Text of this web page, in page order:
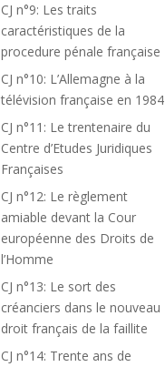
CJ n°9: Les traits
caractéristiques de la
procedure pénale française
CJ n°10: L’Allemagne à la
télévision française en 1984
CJ n°11: Le trentenaire du
Centre d’Etudes Juridiques
Françaises
CJ n°12: Le règlement
amiable devant la Cour
européenne des Droits de
l’Homme
CJ n°13: Le sort des
créanciers dans le nouveau
droit français de la faillite
CJ n°14: Trente ans de